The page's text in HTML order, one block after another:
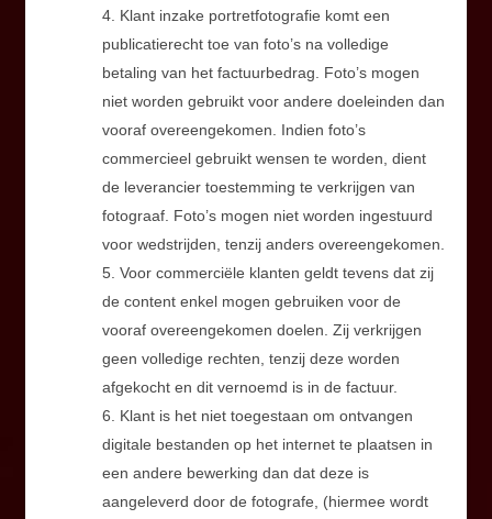
4. Klant inzake portretfotografie komt een
publicatierecht toe van foto’s na volledige
betaling van het factuurbedrag. Foto’s mogen
niet worden gebruikt voor andere doeleinden dan
vooraf overeengekomen. Indien foto’s
commercieel gebruikt wensen te worden, dient
de leverancier toestemming te verkrijgen van
fotograaf. Foto’s mogen niet worden ingestuurd
voor wedstrijden, tenzij anders overeengekomen.
5. Voor commerciële klanten geldt tevens dat zij
de content enkel mogen gebruiken voor de
vooraf overeengekomen doelen. Zij verkrijgen
geen volledige rechten, tenzij deze worden
afgekocht en dit vernoemd is in de factuur.
6. Klant is het niet toegestaan om ontvangen
digitale bestanden op het internet te plaatsen in
een andere bewerking dan dat deze is
aangeleverd door de fotografe, (hiermee wordt